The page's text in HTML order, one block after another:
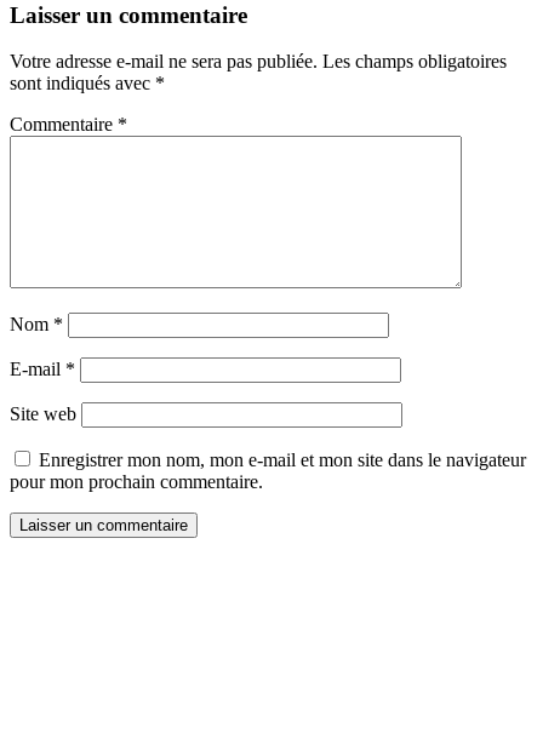
Laisser un commentaire
Votre adresse e-mail ne sera pas publiée. Les champs obligatoires
sont indiqués avec *
Commentaire *
Nom *
E-mail *
Site web
Enregistrer mon nom, mon e-mail et mon site dans le navigateur
pour mon prochain commentaire.